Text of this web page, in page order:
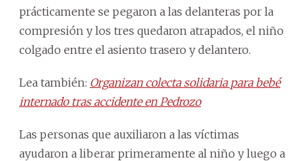
prácticamente se pegaron a las delanteras por la
compresión y los tres quedaron atrapados, el niño
colgado entre el asiento trasero y delantero.
Lea también: Organizan colecta solidaria para bebé
internado tras accidente en Pedrozo
Las personas que auxiliaron a las víctimas
ayudaron a liberar primeramente al niño y luego a